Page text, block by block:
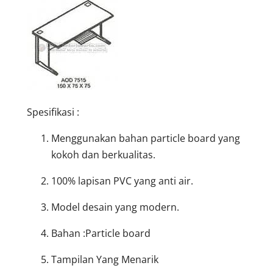
Spesifikasi :
Menggunakan bahan particle board yang
kokoh dan berkualitas.
100% lapisan PVC yang anti air.
Model desain yang modern.
Bahan :Particle board
Tampilan Yang Menarik